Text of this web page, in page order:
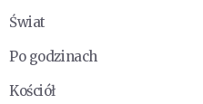
Świat
Po godzinach
Kościół